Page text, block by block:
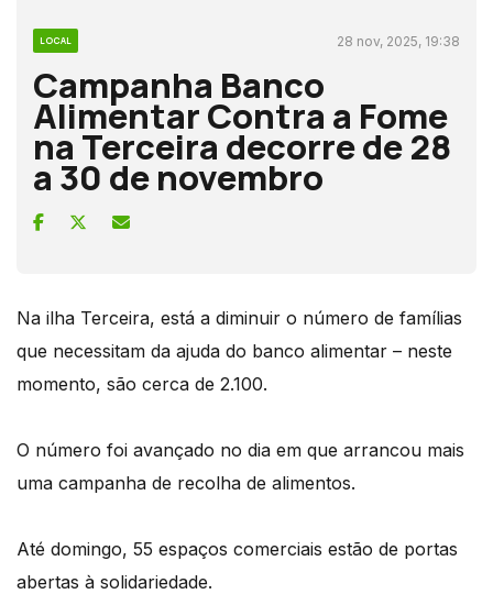
LOCAL 28 nov, 2025, 19:38
Campanha Banco
Alimentar Contra a Fome
na Terceira decorre de 28
a 30 de novembro
Na ilha Terceira, está a diminuir o número de famílias
que necessitam da ajuda do banco alimentar – neste
momento, são cerca de 2.100.
O número foi avançado no dia em que arrancou mais
uma campanha de recolha de alimentos.
Até domingo, 55 espaços comerciais estão de portas
abertas à solidariedade.